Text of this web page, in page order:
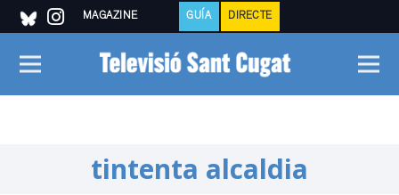
MAGAZINE GUÍA DIRECTE
tintenta alcaldia